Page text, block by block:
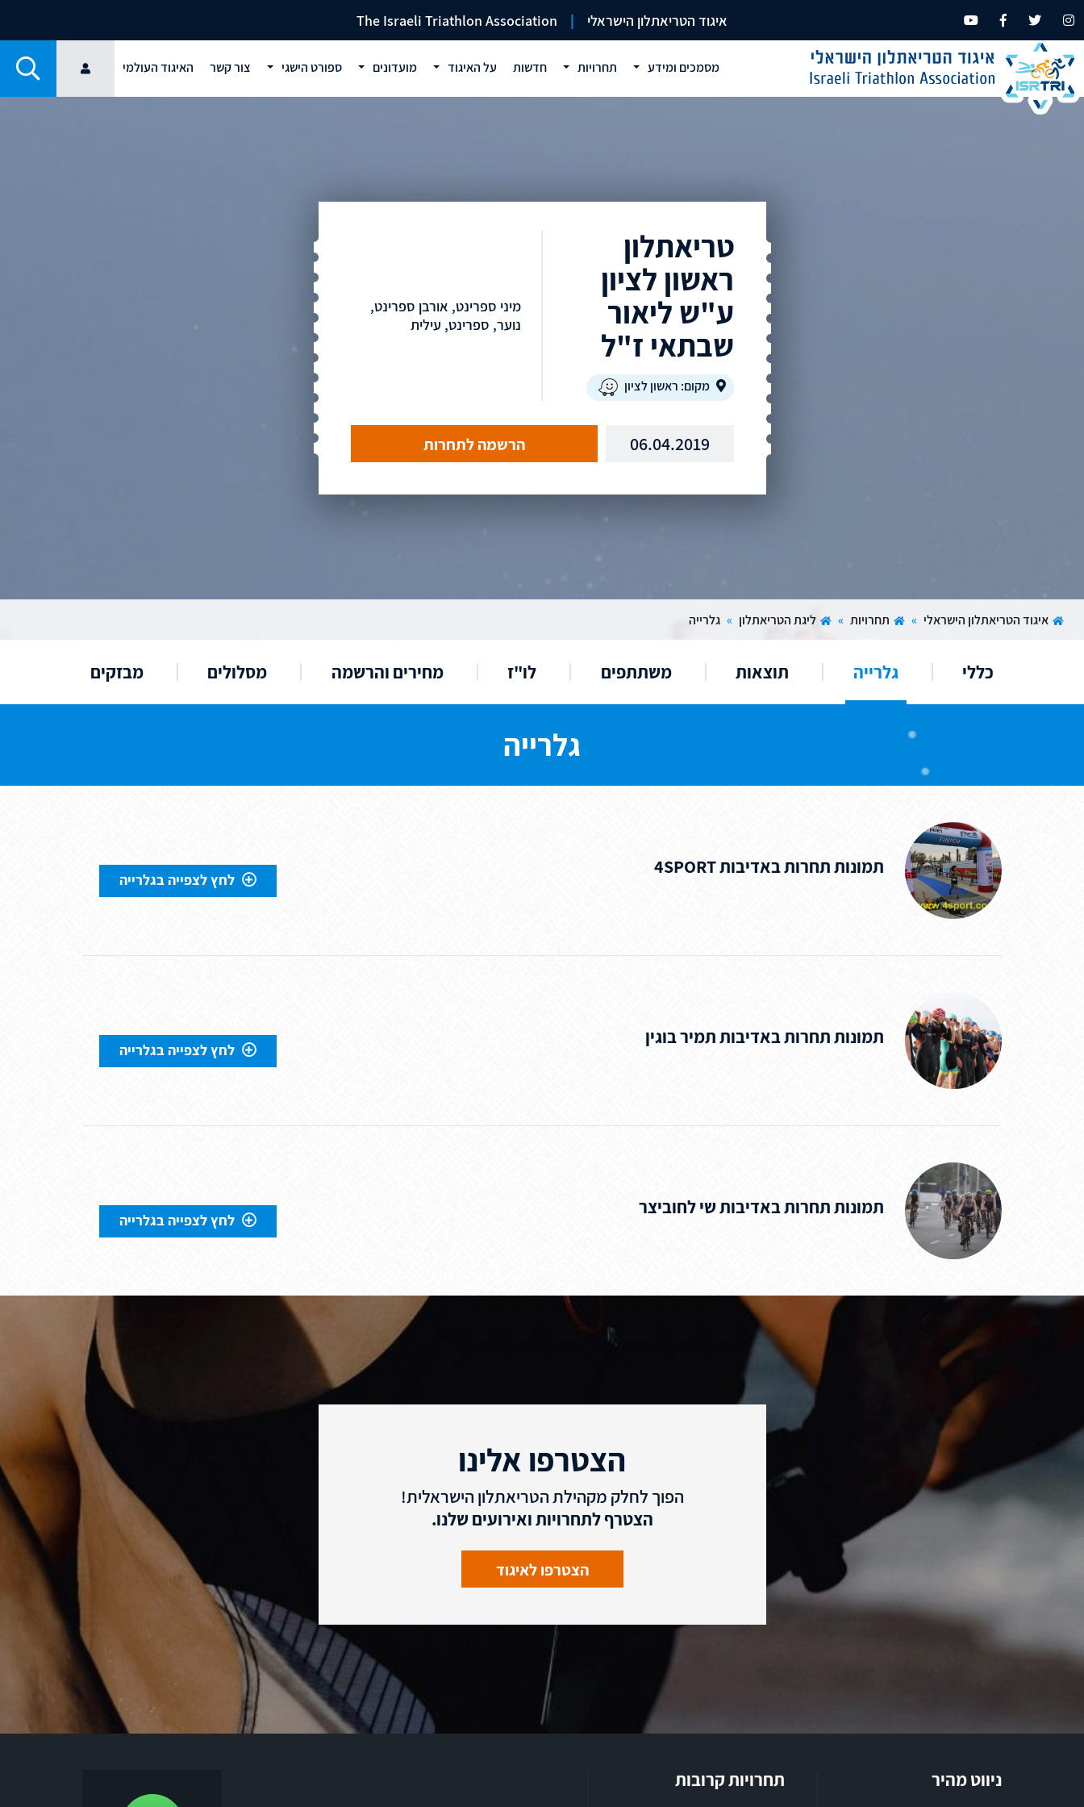
איגוד הטריאתלון הישראלי |
The Israeli Triathlon Association
מסמכים ומידע תחרויות חדשות על האיגוד מועדונים ספורט הישגי צור קשר האיגוד העולמי
טריאתלון
ראשון לציון
ע"ש ליאור
שבתאי ז"ל
מקום: ראשון לציון
מיני ספרינט, אורבן ספרינט,
נוער, ספרינט, עילית
06.04.2019 הרשמה לתחרות
איגוד הטריאתלון הישראלי » תחרויות » ליגת הטריאתלון » גלרייה
כללי גלרייה תוצאות משתתפים לו"ז מחירים והרשמה מסלולים מבזקים
גלרייה
תמונות תחרות באדיבות 4SPORT
לחץ לצפייה בגלרייה
תמונות תחרות באדיבות תמיר בוגין
לחץ לצפייה בגלרייה
תמונות תחרות באדיבות שי לחוביצר
לחץ לצפייה בגלרייה
הצטרפו אלינו
הפוך לחלק מקהילת הטריאתלון הישראלית!
הצטרף לתחרויות ואירועים שלנו.
הצטרפו לאיגוד
ניווט מהיר תחרויות קרובות